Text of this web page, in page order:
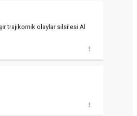
trajikomik olaylar silsilesi Al